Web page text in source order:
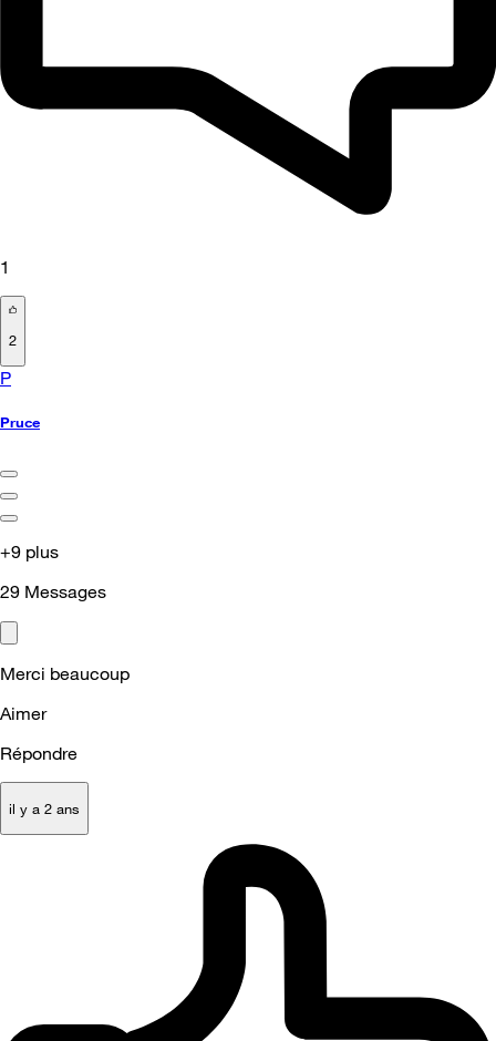
1
2
P
Pruce
+9 plus
29 Messages
Merci beaucoup
Aimer
Répondre
il y a 2 ans